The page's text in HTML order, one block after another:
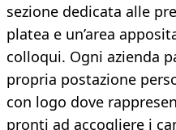
sezione dedicata alle
platea e un’area
colloqui. Ogni azienda
propria postazione
con logo dove
pronti ad accogliere i